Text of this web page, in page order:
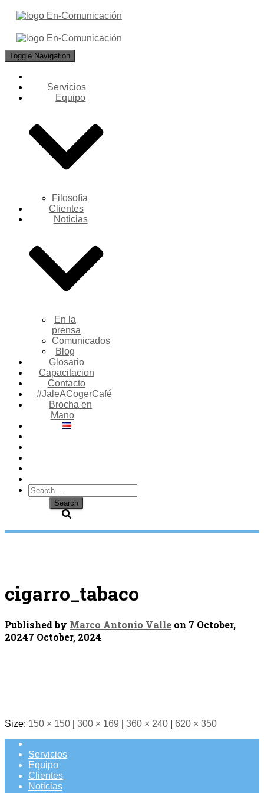
Toggle Navigation
Servicios
Equipo
Filosofía
Clientes
Noticias
En la
prensa
Comunicados
Blog
Glosario
Capacitacion
Contacto
#JaleACogerCafé
Brocha en
Mano
Search
for:
cigarro_tabaco
Published by Marco Antonio Valle on 7 October,
20247 October, 2024
Size: 150 × 150 300 × 169 360 × 240 620 × 350
Servicios
Equipo
Clientes
Noticias